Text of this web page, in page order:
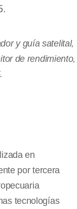
y guía satelital,
de rendimiento,
en
por tercera
tecnologías